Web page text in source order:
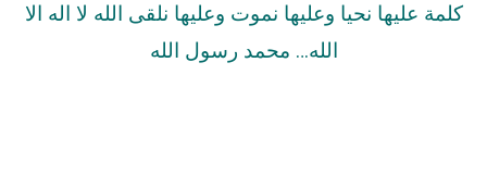
كلمة عليها نحيا وعليها نموت وعليها نلقى الله لا اله الا
الله… محمد رسول الله